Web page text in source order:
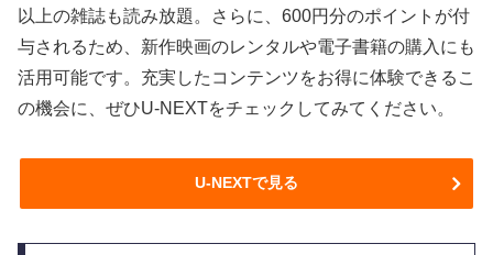
以上の雑誌も読み放題。さらに、600円分のポイントが付
与されるため、新作映画のレンタルや電子書籍の購入にも
活用可能です。充実したコンテンツをお得に体験できるこ
の機会に、ぜひU-NEXTをチェックしてみてください。
U-NEXTで見る